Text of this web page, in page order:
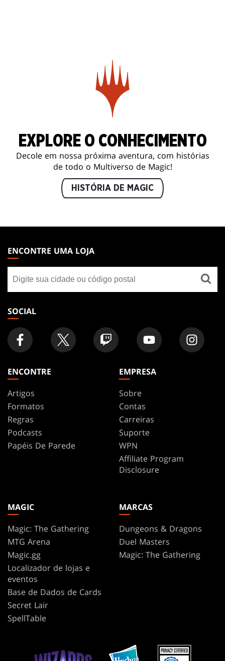
EXPLORE O CONHECIMENTO
Decole em nossa próxima aventura, com histórias
de todo o Multiverso de Magic!
HISTÓRIA DE MAGIC
THE
GATHERING
FOOTER
ENCONTRE UMA LOJA
uma
loja
SOCIAL
ENCONTRE
Artigos
Formatos
Regras
Podcasts
Papéis De Parede
EMPRESA
Sobre
Contas
Carreiras
Suporte
WPN
Affiliate Program
Disclosure
MAGIC
Magic: The Gathering
MTG Arena
Magic.gg
Localizador de lojas e
eventos
Base de Dados de Cards
Secret Lair
SpellTable
MARCAS
Dungeons & Dragons
Duel Masters
Magic: The Gathering